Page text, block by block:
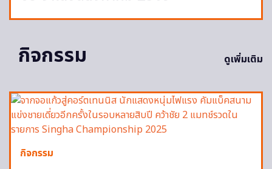
กิจกรรม ดูเพิ่มเติม
กิจกรรม